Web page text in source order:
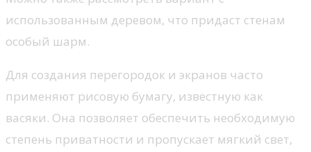
использованным деревом, что придаст стенам
особый шарм.
Для создания перегородок и экранов часто
применяют рисовую бумагу, известную как
васяки. Она позволяет обеспечить необходимую
степень приватности и пропускает мягкий свет,